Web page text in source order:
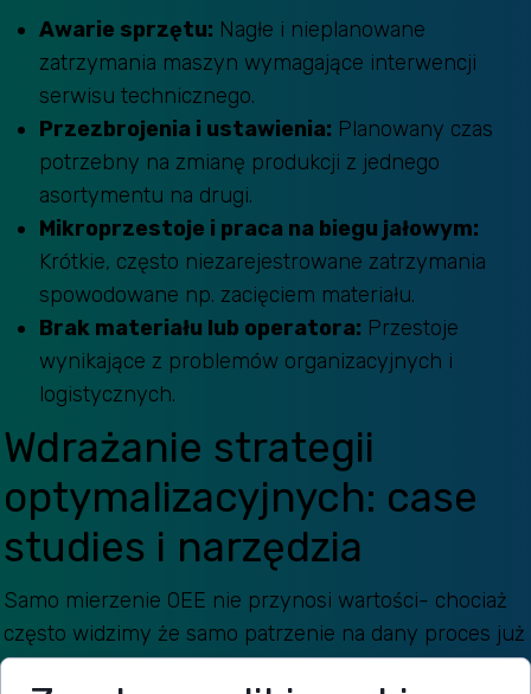
Awarie sprzętu: Nagłe i nieplanowane
zatrzymania maszyn wymagające interwencji
serwisu technicznego.
Przezbrojenia i ustawienia: Planowany czas
potrzebny na zmianę produkcji z jednego
asortymentu na drugi.
Mikroprzestoje i praca na biegu jałowym:
Krótkie, często niezarejestrowane zatrzymania
spowodowane np. zacięciem materiału.
Brak materiału lub operatora: Przestoje
wynikające z problemów organizacyjnych i
logistycznych.
Wdrażanie strategii
optymalizacyjnych: case
studies i narzędzia
Samo mierzenie OEE nie przynosi wartości- chociaż
często widzimy że samo patrzenie na dany proces już
je poprawia natomiast kluczem jest dopiero działanie